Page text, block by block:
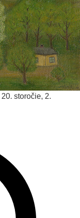
20. storočie, 2.